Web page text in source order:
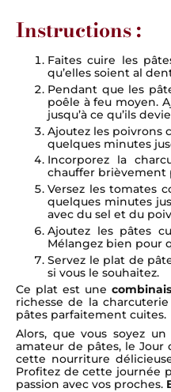
Instructions :
Faites cuire les
qu’elles soient al
Pendant que les
poêle à feu moyen.
jusqu’à ce qu’ils
Ajoutez les poivrons
quelques minutes
Incorporez la
chauffer brièvement
Versez les tomates
quelques minutes
avec du sel et du
Ajoutez les pâtes
Mélangez bien pour
Servez le plat de
si vous le souhaitez.
Ce plat est une
richesse de la
pâtes parfaitement cuites.
Alors, que vous soyez un
amateur de pâtes, le Jour
cette nourriture
Profitez de cette journée
passion avec vos proches.